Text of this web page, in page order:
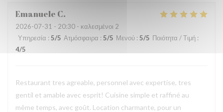
Emanuele C
2026-07-31 - 20:30 - καλεσμένοι 2
Υπηρεσία : 5/5 Ατμόσφαιρα : 5/5 Μενού : 5/5 Ποιότητα / Τιμή :
4/5
Restaurant tres agreable, personnel avec expertise, tres
gentil et amable avec esprit! Cuisine simple et raffiné au
même temps, avec goût. Location charmante, pour un